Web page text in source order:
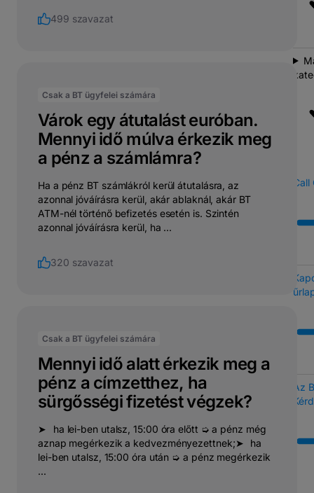
Az
499 szavazat
Csak a BT ügyfelei számára
Várok egy átutalást euróban.
Mennyi idő múlva érkezik meg
a pénz a számlámra?
Ha a pénz BT számlákról kerül átutalásra, az
azonnal jóváírásra kerül, akár ablaknál, akár BT
ATM-nél történő befizetés esetén is. Szintén
azonnal jóváírásra kerül, ha ...
320 szavazat
Csak a BT ügyfelei számára
Mennyi idő alatt érkezik meg a
pénz a címzetthez, ha
sürgősségi fizetést végzek?
➤⠀ha lei-ben utalsz, 15:00 óra előtt ➭ a pénz még
aznap megérkezik a kedvezményezettnek;➤⠀ha
lei-ben utalsz, 15:00 óra után ➭ a pénz megérkezik
...